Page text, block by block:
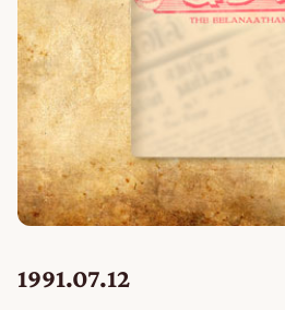
1991.07.12